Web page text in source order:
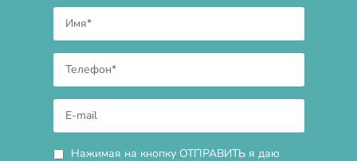
Нажимая на кнопку ОТПРАВИТЬ я даю